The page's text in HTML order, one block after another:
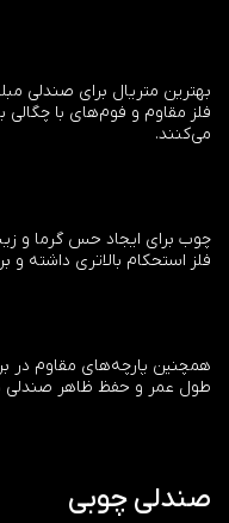
بهترین متریال برای صندلی
فلز مقاوم و فوم‌های با چگالی
می‌کنند.
چوب برای ایجاد حس گرما و
فلز استحکام بالاتری داشته
همچنین پارچه‌های مقاوم
طول عمر و حفظ ظاهر صندلی
صندلی چوبی